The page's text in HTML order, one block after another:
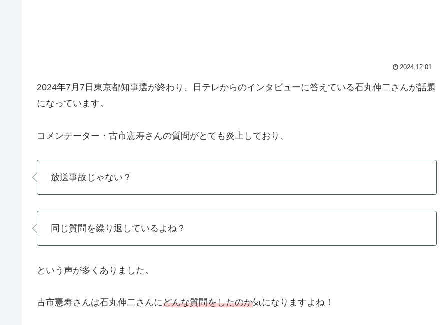
2024.12.01
2024年7月7日東京都知事選が終わり、日テレからのインタビューに答えている石丸伸二さんが話題
になっています。
コメンテーター・古市憲寿さんの質問がとても炎上しており、
放送事故じゃない？
同じ質問を繰り返しているよね？
という声が多くありました。
古市憲寿さんは石丸伸二さんにどんな質問をしたのか気になりますよね！